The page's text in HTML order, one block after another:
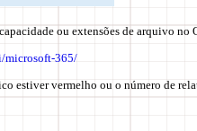
ou extensões de arquivo no
microsoft-365/
estiver vermelho ou o número de